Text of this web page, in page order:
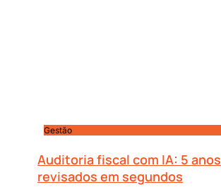
Gestão
Auditoria fiscal com IA: 5 anos
revisados em segundos